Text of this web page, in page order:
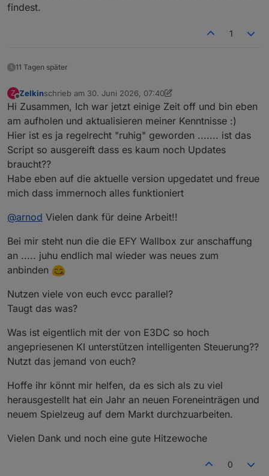
findest.
1
11 Tagen später
Z
Offline
Zelkinschrieb am 30. Juni 2026, 07:40
zuletzt editiert von Zelkin
Hi Zusammen, Ich war jetzt einige Zeit off und bin eben
am aufholen und aktualisieren meiner Kenntnisse :)
Hier ist es ja regelrecht "ruhig" geworden ....... ist das
Script so ausgereift dass es kaum noch Updates
braucht??
Habe eben auf die aktuelle version upgedatet und freue
mich dass immernoch alles funktioniert
@arnod Vielen dank für deine Arbeit!!
Bei mir steht nun die die EFY Wallbox zur anschaffung
an ..... juhu endlich mal wieder was neues zum
anbinden
Nutzen viele von euch evcc parallel?
Taugt das was?
Was ist eigentlich mit der von E3DC so hoch
angepriesenen KI unterstützen intelligenten Steuerung??
Nutzt das jemand von euch?
Hoffe ihr könnt mir helfen, da es sich als zu viel
herausgestellt hat ein Jahr an neuen Foreneinträgen und
neuem Spielzeug auf dem Markt durchzuarbeiten.
Vielen Dank und noch eine gute Hitzewoche
0